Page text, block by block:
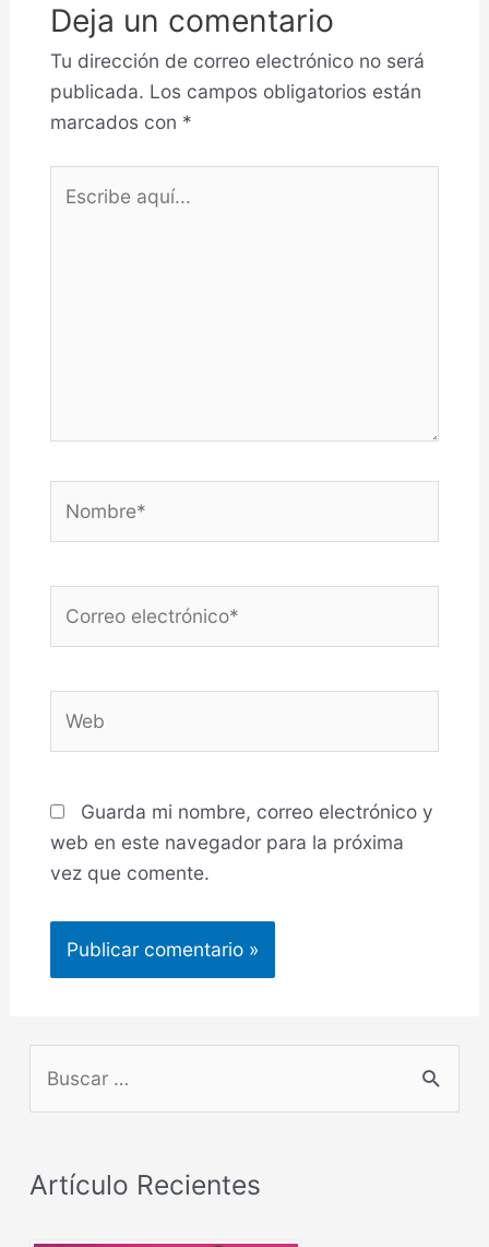
Deja un comentario
Tu dirección de correo electrónico no será
publicada. Los campos obligatorios están
marcados con *
Guarda mi nombre, correo electrónico y
web en este navegador para la próxima
vez que comente.
Artículo Recientes